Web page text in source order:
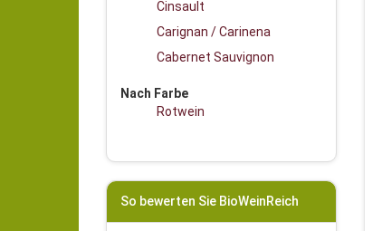
Cinsault
Carignan / Carinena
Cabernet Sauvignon
Nach Farbe
Rotwein
So bewerten Sie BioWeinReich